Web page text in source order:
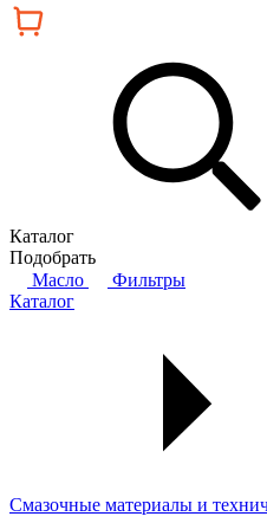
Каталог
Подобрать
Масло
Фильтры
Каталог
Смазочные материалы и